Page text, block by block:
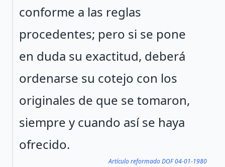
conforme a las reglas
procedentes; pero si se pone
en duda su exactitud, deberá
ordenarse su cotejo con los
originales de que se tomaron,
siempre y cuando así se haya
ofrecido.
Artículo reformado DOF 04-01-1980